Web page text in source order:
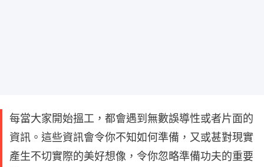
每當大家開始搵工，都會遇到無數誤導性或者片面的
資訊。這些資訊會令你不知如何準備，又或甚對現實
產生不切實際的美好想像，令你忽略準備功夫的重要